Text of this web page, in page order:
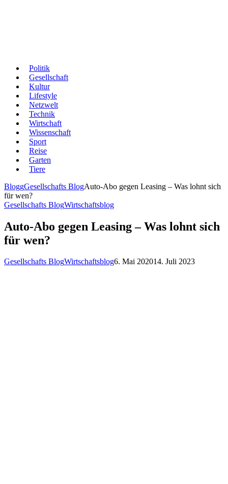
Politik
Gesellschaft
Kultur
Lifestyle
Netzwelt
Technik
Wirtschaft
Wissenschaft
Sport
Reise
Garten
Tiere
BloggGesellschafts BlogAuto-Abo gegen Leasing – Was lohnt sich
für wen?
Gesellschafts BlogWirtschaftsblog
Auto-Abo gegen Leasing – Was lohnt sich
für wen?
Gesellschafts BlogWirtschaftsblog6. Mai 202014. Juli 2023